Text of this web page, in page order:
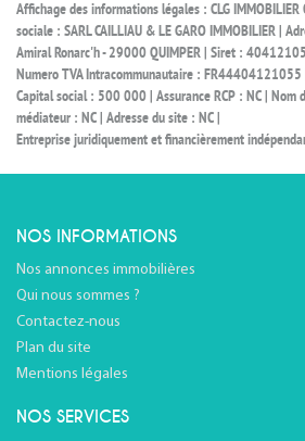
Affichage des informations légales : CLG
sociale : SARL CAILLIAU & LE GARO IMMOBILIER |
Amiral Ronarc'h - 29000 QUIMPER | Siret :
Numero TVA Intracommunautaire : FR44404121055
Capital social : 500 000 | Assurance RCP : NC | Nom
médiateur : NC | Adresse du site : NC |
Entreprise juridiquement et financièrement
NOS INFORMATIONS
Nos annonces immobilières
Qui nous sommes ?
Contactez-nous
Plan du site
Mentions légales
NOS SERVICES